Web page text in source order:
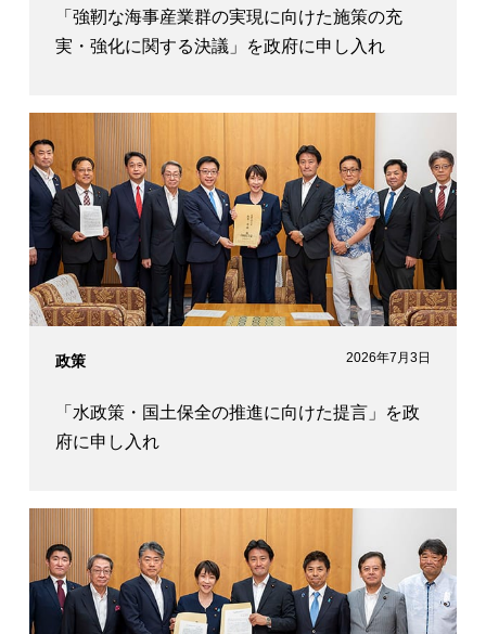
「強靭な海事産業群の実現に向けた施策の充
実・強化に関する決議」を政府に申し入れ
政策 2026年7月3日
「水政策・国土保全の推進に向けた提言」を政
府に申し入れ